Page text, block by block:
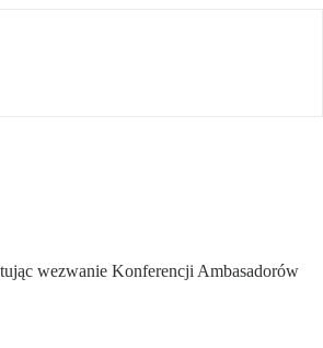
wezwanie Konferencji Ambasadorów